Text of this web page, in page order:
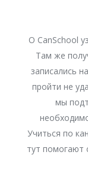
О CanSchool
Там же
записались
пройти не
мы
Учиться по
тут